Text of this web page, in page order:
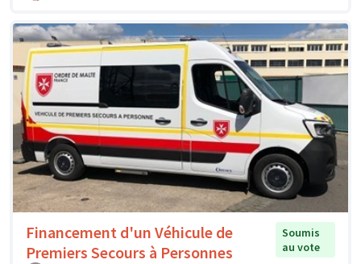
Financement d'un Véhicule de
Premiers Secours à Personnes
Soumis
au vote